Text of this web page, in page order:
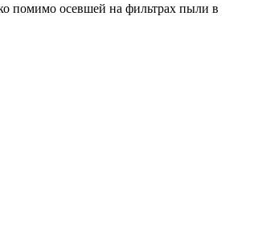
помимо осевшей на фильтрах пыли в